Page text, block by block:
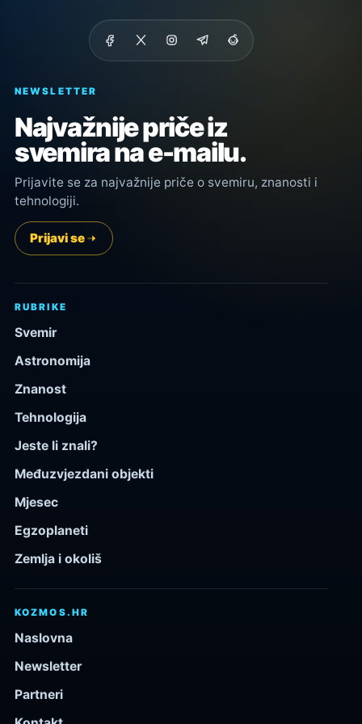
NEWSLETTER
Najvažnije priče iz
svemira na e-mailu.
Prijavite se za najvažnije priče o svemiru, znanosti i
tehnologiji.
Prijavi se
RUBRIKE
Svemir
Astronomija
Znanost
Tehnologija
Jeste li znali?
Međuzvjezdani objekti
Mjesec
Egzoplaneti
Zemlja i okoliš
KOZMOS.HR
Naslovna
Newsletter
Partneri